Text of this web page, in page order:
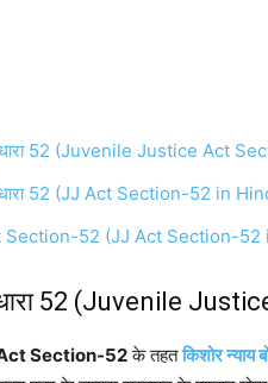
धारा 52 (Juvenile Justice Act
धारा 52 (JJ Act Section-52 in
52 (JJ Act Section-52
धारा 52 (Juvenile
Act Section-52के तहतकिशोर न्याय